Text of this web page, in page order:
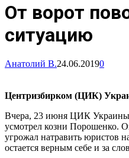
От ворот
ситуацию
Анатолий В.24.06.20190
Центризбирком (ЦИК)
Вчера, 23 июня ЦИК Украины
усмотрел козни Порошенко.
угрожал натравить юристов
остается верным себе и за